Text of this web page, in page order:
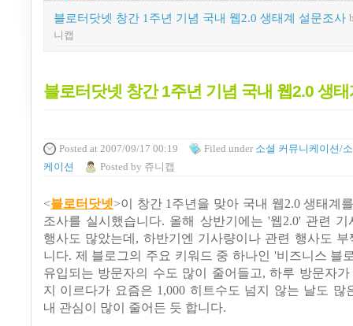
블로터닷넷 창간 1주년 기념 국내 웹2.0 생태계 설문조사
니캡
블로터닷넷 창간 1주년 기념 국내 웹2.0 생
Posted at 2007/09/17 00:19 Filed under 소셜 커뮤니케이션/
케이션
Posted by 쥬니캡
<블로터닷넷>이 창간 1주년을 맞아 국내 웹2.0 생태계
조사를 실시했습니다. 올해 상반기에는 '웹2.0' 관련
행사도 많았는데, 하반기엔 기사량이나 관련 행사도
니다. 제 블로그의 주요 키워드 중 하나인 '비즈니스 블
유입되는 방문자의 수도 많이 줄어들고, 하루 방문자가
지 이르다가 요즘은 1,000 히트수도 넘지 않는 날도 많
내 관심이 많이 줄어든 듯 합니다.